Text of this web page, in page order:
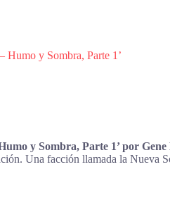
Humo y Sombra, Parte 1’
y Sombra, Parte 1’ por Gene
Una facción llamada la